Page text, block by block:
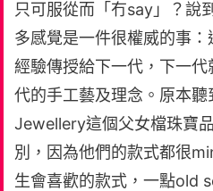
只可服從而「冇say」？說
多感覺是一件很權威的事
經驗傳授給下一代，下一
代的手工藝及理念。原本聽
Jewellery這個父女檔珠寶
別，因為他們的款式都很
生會喜歡的款式，一點old